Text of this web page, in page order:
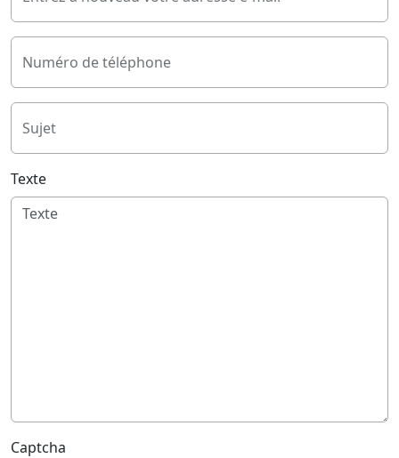
Numéro de téléphone
Sujet
Texte
Captcha